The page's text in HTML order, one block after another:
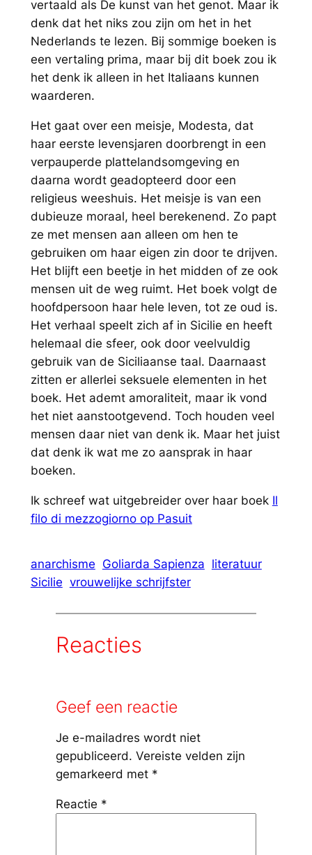
vertaald als De kunst van het genot. Maar ik
denk dat het niks zou zijn om het in het
Nederlands te lezen. Bij sommige boeken is
een vertaling prima, maar bij dit boek zou ik
het denk ik alleen in het Italiaans kunnen
waarderen.
Het gaat over een meisje, Modesta, dat
haar eerste levensjaren doorbrengt in een
verpauperde plattelandsomgeving en
daarna wordt geadopteerd door een
religieus weeshuis. Het meisje is van een
dubieuze moraal, heel berekenend. Zo papt
ze met mensen aan alleen om hen te
gebruiken om haar eigen zin door te drijven.
Het blijft een beetje in het midden of ze ook
mensen uit de weg ruimt. Het boek volgt de
hoofdpersoon haar hele leven, tot ze oud is.
Het verhaal speelt zich af in Sicilie en heeft
helemaal die sfeer, ook door veelvuldig
gebruik van de Siciliaanse taal. Daarnaast
zitten er allerlei seksuele elementen in het
boek. Het ademt amoraliteit, maar ik vond
het niet aanstootgevend. Toch houden veel
mensen daar niet van denk ik. Maar het juist
dat denk ik wat me zo aansprak in haar
boeken.
Ik schreef wat uitgebreider over haar boek Il
filo di mezzogiorno op Pasuit
anarchisme Goliarda Sapienza literatuur
Sicilie vrouwelijke schrijfster
Reacties
Geef een reactie
Je e-mailadres wordt niet
gepubliceerd. Vereiste velden zijn
gemarkeerd met *
Reactie *